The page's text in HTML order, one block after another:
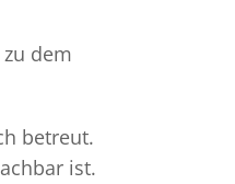
dem
betreut.
ist.